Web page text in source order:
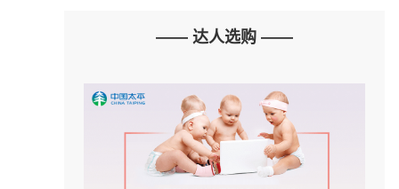
—— 达人选购 ——